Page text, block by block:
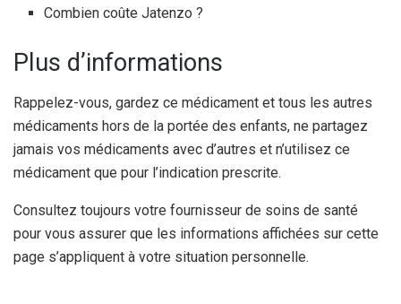
Combien coûte Jatenzo ?
Plus d’informations
Rappelez-vous, gardez ce médicament et tous les autres
médicaments hors de la portée des enfants, ne partagez
jamais vos médicaments avec d’autres et n’utilisez ce
médicament que pour l’indication prescrite.
Consultez toujours votre fournisseur de soins de santé
pour vous assurer que les informations affichées sur cette
page s’appliquent à votre situation personnelle.